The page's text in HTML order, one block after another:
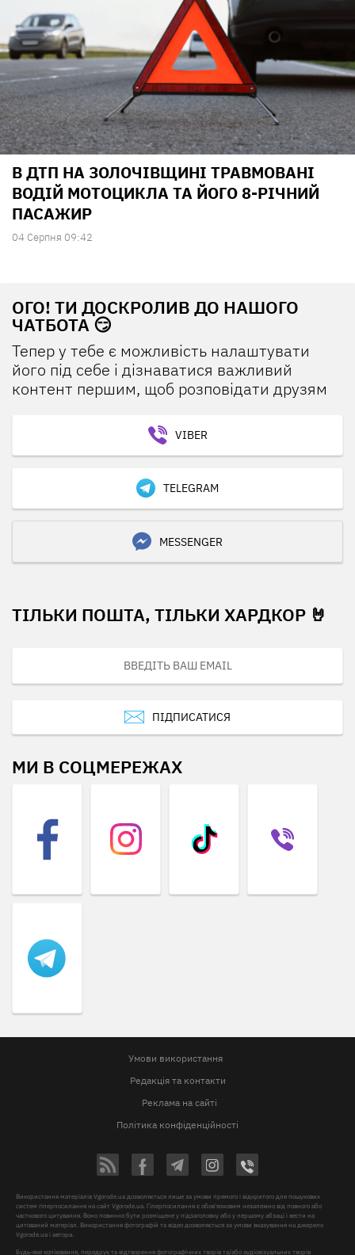
В ДТП НА ЗОЛОЧІВЩИНІ ТРАВМОВАНІ
ВОДІЙ МОТОЦИКЛА ТА ЙОГО 8-РІЧНИЙ
ПАСАЖИР
04 Серпня 09:42
ОГО! ТИ ДОСКРОЛИВ ДО НАШОГО
ЧАТБОТА 😏
Тепер у тебе є можливість налаштувати
його під себе і дізнаватися важливий
контент першим, щоб розповідати друзям
VIBER
TELEGRAM
MESSENGER
ТІЛЬКИ ПОШТА, ТІЛЬКИ ХАРДКОР 🤘
ПІДПИСАТИСЯ
МИ В СОЦМЕРЕЖАХ
Умови використання
Редакція та контакти
Реклама на сайті
Політика конфіденційності
Використання матеріалів Vgorode.ua дозволяється лише за умови прямого і відкритого для пошукових
систем гіперпосилання на сайт Vgorode.ua. Гіперпосилання є обов'язковим незалежно від повного або
часткового цитування. Воно повинно бути розміщене у підзаголовку або у першому абзаці і вести на
цитований матеріал. Використання фотографій та відео дозволяється за умови вказування на джерело
Vgorode.ua і автора.
Будь-яке копіювання, передрук та відтворення фотографічних творів та/або аудіовізуальних творів